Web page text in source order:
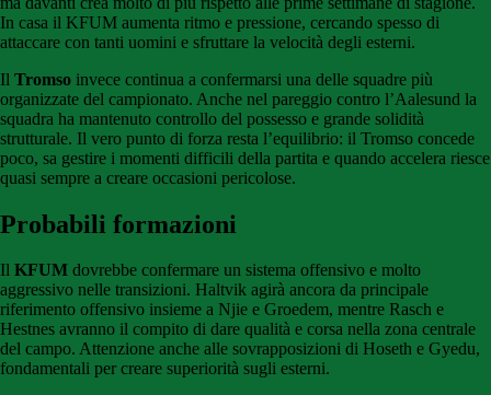
In casa il KFUM aumenta ritmo e pressione, cercando spesso di
attaccare con tanti uomini e sfruttare la velocità degli esterni.
Il Tromso invece continua a confermarsi una delle squadre più
organizzate del campionato. Anche nel pareggio contro l’Aalesund la
squadra ha mantenuto controllo del possesso e grande solidità
strutturale. Il vero punto di forza resta l’equilibrio: il Tromso concede
poco, sa gestire i momenti difficili della partita e quando accelera riesce
quasi sempre a creare occasioni pericolose.
Probabili formazioni
Il KFUM dovrebbe confermare un sistema offensivo e molto
aggressivo nelle transizioni. Haltvik agirà ancora da principale
riferimento offensivo insieme a Njie e Groedem, mentre Rasch e
Hestnes avranno il compito di dare qualità e corsa nella zona centrale
del campo. Attenzione anche alle sovrapposizioni di Hoseth e Gyedu,
fondamentali per creare superiorità sugli esterni.